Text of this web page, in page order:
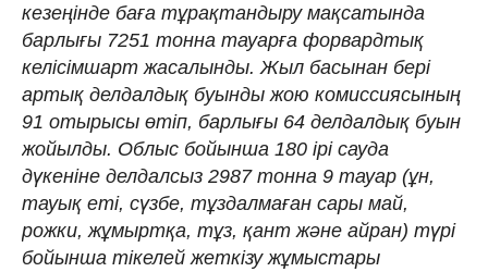
кезеңінде баға тұрақтандыру мақсатында
барлығы 7251 тонна тауарға форвардтық
келісімшарт жасалынды. Жыл басынан бері
артық делдалдық буынды жою комиссиясының
91 отырысы өтіп, барлығы 64 делдалдық буын
жойылды. Облыс бойынша 180 ірі сауда
дүкеніне делдалсыз 2987 тонна 9 тауар (ұн,
тауық еті, сүзбе, тұздалмаған сары май,
рожки, жұмыртқа, тұз, қант және айран) түрі
бойынша тікелей жеткізу жұмыстары